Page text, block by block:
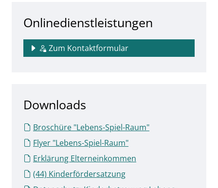
Onlinedienstleistungen
Zum Kontaktformular
Downloads
Broschüre "Lebens-Spiel-Raum"
Flyer "Lebens-Spiel-Raum"
Erklärung Elterneinkommen
(44) Kinderfördersatzung